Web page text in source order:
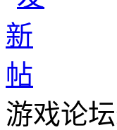
游戏论